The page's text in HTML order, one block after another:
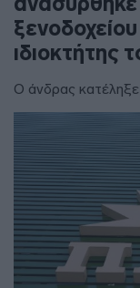
ιδιοκτήτης
Ο άνδρας κατέληξε